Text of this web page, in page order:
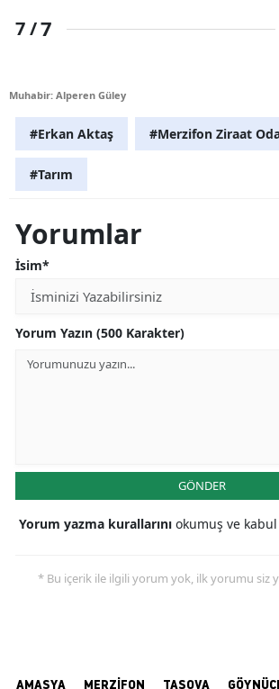
7 /7
Muhabir: Alperen Güley
#Erkan Aktaş #Merzifon Ziraat
#Tarım
Yorumlar
İsim*
Yorum Yazın (500 Karakter)
GÖNDER
Yorum yazma kurallarını okumuş ve kabul
* Bu içerik ile ilgili yorum yok, ilk yorumu siz
AMASYA MERZİFON TAŞOVA